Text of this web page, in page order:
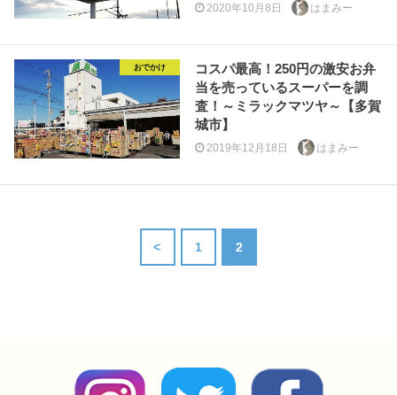
2020年10月8日 はまみー
おでかけ
コスパ最高！250円の激安お弁
当を売っているスーパーを調
査！～ミラックマツヤ～【多賀
城市】
2019年12月18日 はまみー
< 1 2